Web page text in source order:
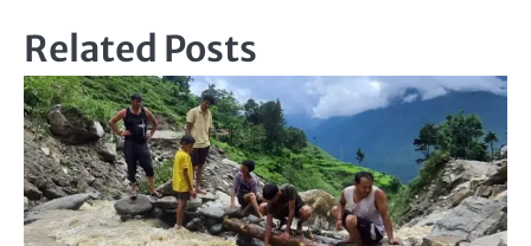
Related Posts